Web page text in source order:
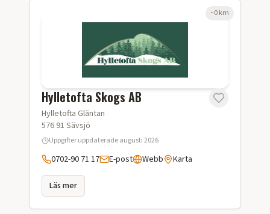
Hylletofta Skogs AB
Hylletofta Gläntan
576 91 Sävsjö
Uppgifter uppdateradeaugusti 2026
0702-90 71 17 E-post Webb Karta
Läs mer
~0km